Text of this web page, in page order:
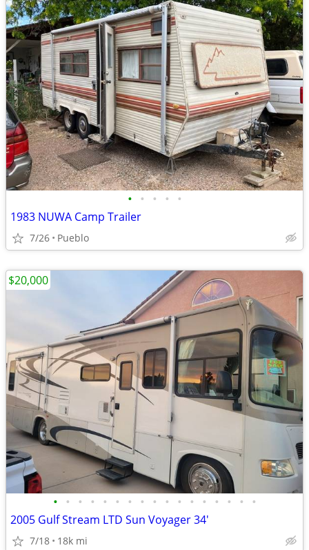
• • • • •
1983 NUWA Camp Trailer
7/26 Pueblo
• • • • • • • • • • • • • • • • •
2005 Gulf Stream LTD Sun Voyager 34'
7/18 18k mi
$20,000